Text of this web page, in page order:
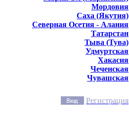
Мордовия
Саха (Якутия)
Северная Осетия - Алания
Татарстан
Тыва (Тува)
Удмуртская
Хакасия
Чеченская
Чувашская
Регистрация